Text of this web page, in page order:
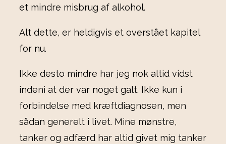
et mindre misbrug af alkohol.
Alt dette, er heldigvis et overstået kapitel
for nu.
Ikke desto mindre har jeg nok altid vidst
indeni at der var noget galt. Ikke kun i
forbindelse med kræftdiagnosen, men
sådan generelt i livet. Mine mønstre,
tanker og adfærd har altid givet mig tanker